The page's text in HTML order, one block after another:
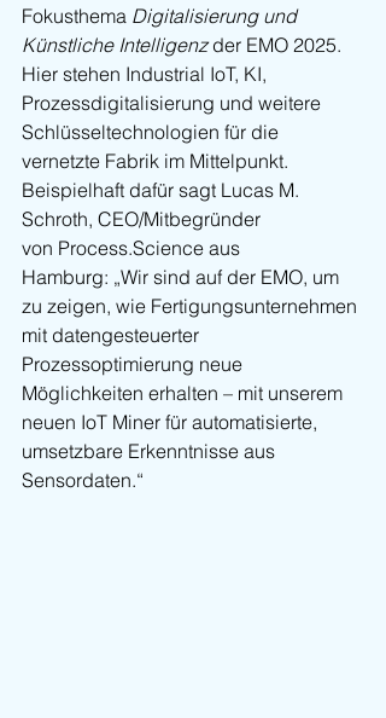
Fokusthema Digitalisierung und
Künstliche Intelligenz der EMO 2025.
Hier stehen Industrial IoT, KI,
Prozessdigitalisierung und weitere
Schlüsseltechnologien für die
vernetzte Fabrik im Mittelpunkt.
Beispielhaft dafür sagt Lucas M.
Schroth, CEO/Mitbegründer
von Process.Science aus
Hamburg: „Wir sind auf der EMO, um
zu zeigen, wie Fertigungsunternehmen
mit datengesteuerter
Prozessoptimierung neue
Möglichkeiten erhalten – mit unserem
neuen IoT Miner für automatisierte,
umsetzbare Erkenntnisse aus
Sensordaten.“